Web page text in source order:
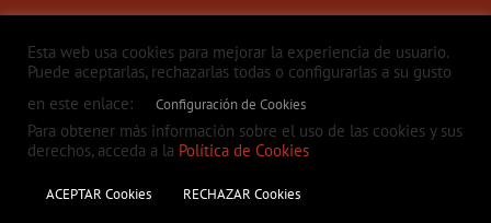
Política de privacidad
Aviso legal
Política de Cookies
Contacto
Esta web usa cookies para mejorar la experiencia de usuario.
Puede aceptarlas, rechazarlas todas o configurarlas a su gusto
en este enlace:
Configuración de Cookies
Para obtener más información sobre el uso de las cookies y sus
derechos, acceda a la Política de Cookies
ACEPTAR Cookies RECHAZAR Cookies